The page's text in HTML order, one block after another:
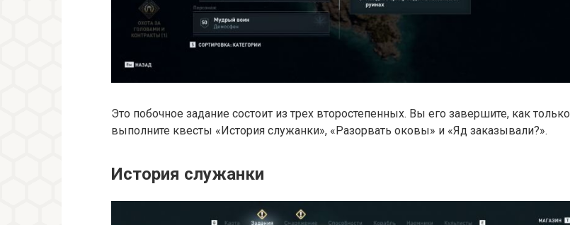
Это побочное задание состоит из трех второстепенных. Вы его завершите, как только
выполните квесты «История служанки», «Разорвать оковы» и «Яд заказывали?».
История служанки